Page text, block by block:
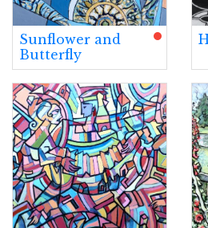
Sunflower and
Butterfly